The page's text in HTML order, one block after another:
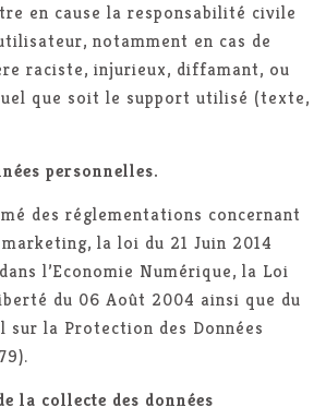
en cause la responsabilité civile
notamment en cas de
raciste, injurieux, diffamant, ou
que soit le support utilisé (texte,
personnelles.
des réglementations concernant
la loi du 21 Juin 2014
l’Economie Numérique, la Loi
du 06 Août 2004 ainsi que du
sur la Protection des Données
la collecte des données